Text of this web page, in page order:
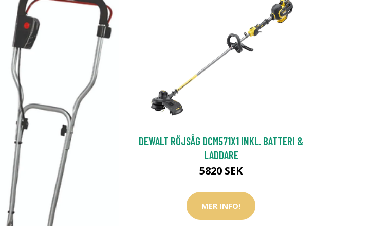
DEWALT RÖJSÅG DCM571X1 INKL. BATTERI &
LADDARE
5820 SEK
MER INFO!